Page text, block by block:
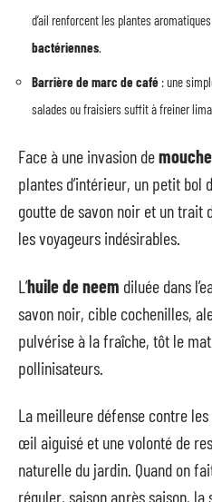
d’ail renforcent les plantes
bactériennes.
Barrière de marc de café : une
salades ou fraisiers suffit à freiner
Face à une invasion de
plantes d’intérieur, un petit bol
goutte de savon noir et un
les voyageurs indésirables.
L’huile de neem diluée dans
savon noir, cible cochenilles,
pulvérise à la fraîche, tôt le
pollinisateurs.
La meilleure défense contre
œil aiguisé et une volonté de
naturelle du jardin. Quand on
réguler, saison après saison,